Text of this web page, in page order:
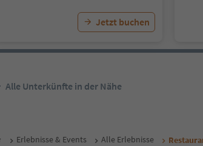
Jetzt buchen
Alle Unterkünfte in der Nähe
Erlebnisse & Events Alle Erlebnisse